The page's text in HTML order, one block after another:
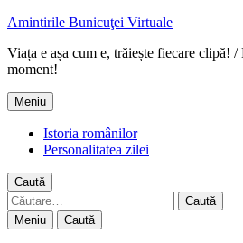
Amintirile Bunicuţei Virtuale
Viața e așa cum e, trăiește fiecare clipă!
moment!
Meniu
Istoria românilor
Personalitatea zilei
Caută
Caută
după:
Meniu Caută